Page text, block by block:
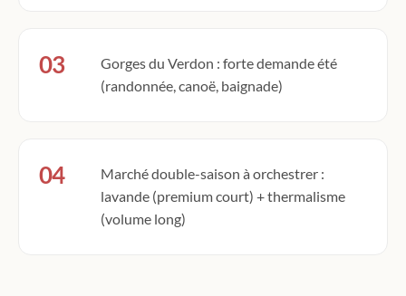
03
Gorges du Verdon : forte demande été
(randonnée, canoë, baignade)
04
Marché double-saison à orchestrer :
lavande (premium court) + thermalisme
(volume long)